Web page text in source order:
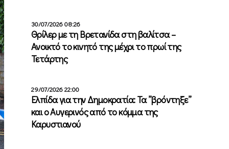
30/07/2026 08:26
Θρίλερ με τη Βρετανίδα στη βαλίτσα –
Ανοικτό το κινητό της μέχρι το πρωί της
Τετάρτης
29/07/2026 22:00
Ελπίδα για την Δημοκρατία: Τα ”βρόντηξε”
και ο Αυγερινός από το κόμμα της
Καρυστιανού